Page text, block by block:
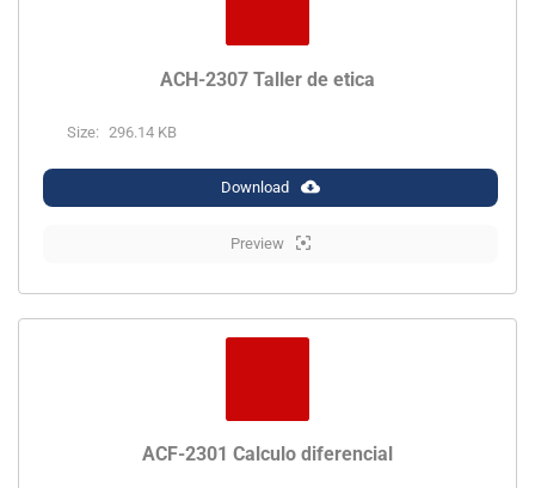
ACH-2307 Taller de etica
Size: 296.14 KB
Download
Preview
ACF-2301 Calculo diferencial